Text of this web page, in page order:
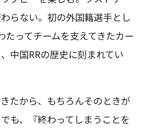
らない。初の外国籍選手とし
たってチームを支えてきたカー
中国RRの歴史に刻まれてい
きたから、もちろんそのときが
も、『終わってしまうことを